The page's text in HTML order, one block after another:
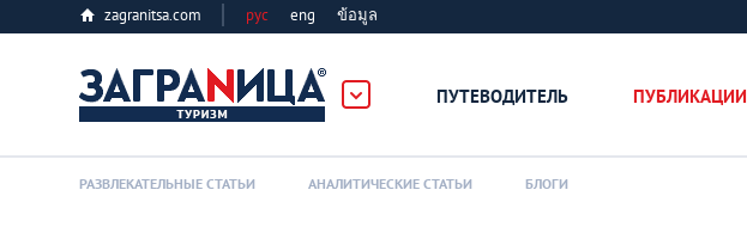
zagranitsa.com рус eng ข้อมูล
ПУТЕВОДИТЕЛЬ ПУБЛИКАЦИИ
РАЗВЛЕКАТЕЛЬНЫЕ СТАТЬИ АНАЛИТИЧЕСКИЕ СТАТЬИ БЛОГИ